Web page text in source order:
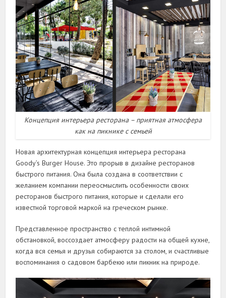
Концепция интерьера ресторана – приятная атмосфера
как на пикнике с семьей
Новая архитектурная концепция интерьера ресторана
Goody’s Burger House. Это прорыв в дизайне ресторанов
быстрого питания. Она была создана в соответствии с
желанием компании переосмыслить особенности своих
ресторанов быстрого питания, которые и сделали его
известной торговой маркой на греческом рынке.
Представленное пространство с теплой интимной
обстановкой, воссоздает атмосферу радости на общей кухне,
когда вся семья и друзья собираются за столом, и счастливые
воспоминания о садовом барбекю или пикник на природе.